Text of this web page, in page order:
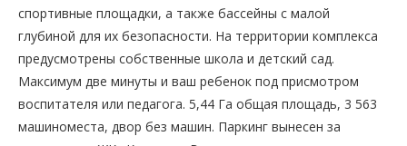
спортивные площадки, а также бассейны с малой
глубиной для их безопасности. На территории комплекса
предусмотрены собственные школа и детский сад.
Максимум две минуты и ваш ребенок под присмотром
воспитателя или педагога. 5,44 Га общая площадь, 3 563
машиноместа, двор без машин. Паркинг вынесен за